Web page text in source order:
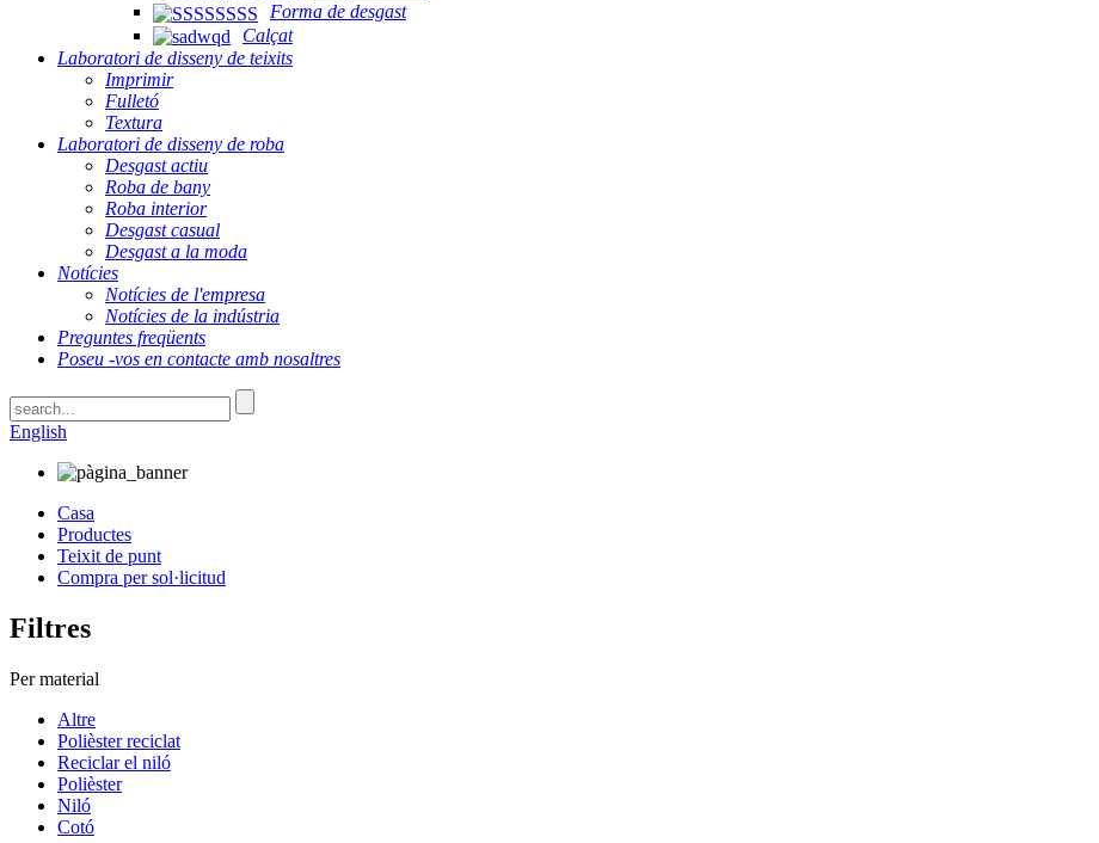
Forma de desgast
Calçat
Laboratori de disseny de teixits
Imprimir
Fulletó
Textura
Laboratori de disseny de roba
Desgast actiu
Roba de bany
Roba interior
Desgast casual
Desgast a la moda
Notícies
Notícies de l'empresa
Notícies de la indústria
Preguntes freqüents
Poseu -vos en contacte amb nosaltres
English
Casa
Productes
Teixit de punt
Compra per sol·licitud
Filtres
Per material
Altre
Polièster reciclat
Reciclar el niló
Polièster
Niló
Cotó